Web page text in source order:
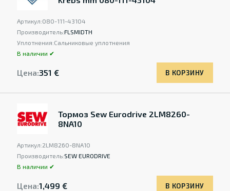
Артикул:080-111-43104
Производитель:FLSMIDTH
Уплотнения:Сальниковые уплотнения
В наличии ✔
Цена:351 € В КОРЗИНУ
Тормоз Sew Eurodrive 2LM8260-
8NA10
Артикул:2LM8260-8NA10
Производитель:SEW EURODRIVE
В наличии ✔
Цена:1,499 € В КОРЗИНУ